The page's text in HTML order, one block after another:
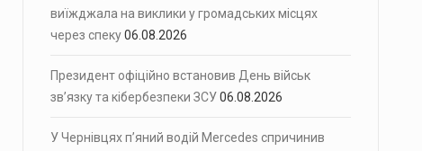
виїжджала на виклики у громадських місцях
через спеку06.08.2026
Президент офіційно встановив День військ
зв’язку та кібербезпеки ЗСУ06.08.2026
У Чернівцях п’яний водій Mercedes спричинив